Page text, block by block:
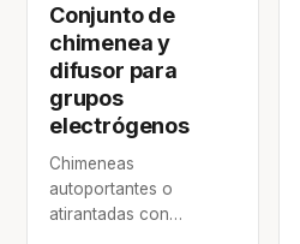
Conjunto de
chimenea y
difusor para
grupos
electrógenos
Chimeneas
autoportantes o
atirantadas con